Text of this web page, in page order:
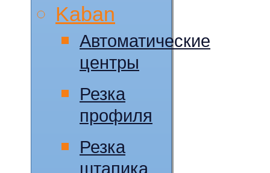
Kaban
Автоматические
центры
Резка
профиля
Резка